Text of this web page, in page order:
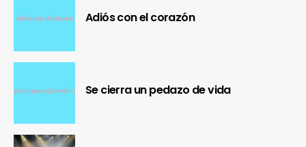
Adiós con el corazón
Se cierra un pedazo de vida